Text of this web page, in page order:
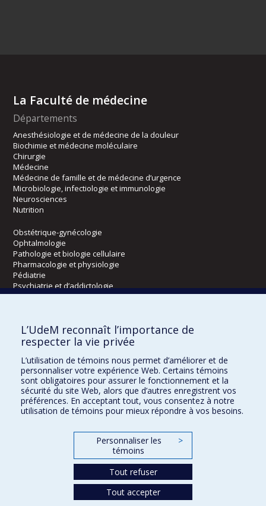
La Faculté de médecine
Départements
Anesthésiologie et de médecine de la douleur
Biochimie et médecine moléculaire
Chirurgie
Médecine
Médecine de famille et de médecine d’urgence
Microbiologie, infectiologie et immunologie
Neurosciences
Nutrition
Obstétrique-gynécologie
Ophtalmologie
Pathologie et biologie cellulaire
Pharmacologie et physiologie
Pédiatrie
Psychiatrie et d’addictologie
Radiologie, radio-oncologie et médecine nucléaire
Écoles
Orthophonie et audiologie
Réadaptation
Directions
L’UdeM reconnaît l’importance de
respecter la vie privée
L’utilisation de témoins nous permet d’améliorer et de
personnaliser votre expérience Web. Certains témoins
sont obligatoires pour assurer le fonctionnement et la
sécurité du site Web, alors que d’autres enregistrent vos
préférences. En acceptant tout, vous consentez à notre
utilisation de témoins pour mieux répondre à vos besoins.
Personnaliser les
témoins
>
Tout refuser
Tout accepter